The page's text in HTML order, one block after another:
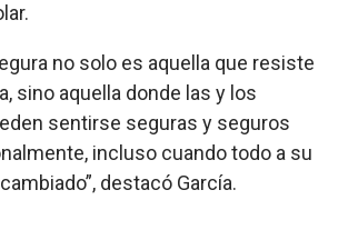
no solo es aquella que resiste
sino aquella donde las y los
sentirse seguras y seguros
incluso cuando todo a su
destacó García.